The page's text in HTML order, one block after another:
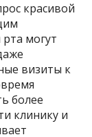
красивой
могут
визиты к
более
клинику и